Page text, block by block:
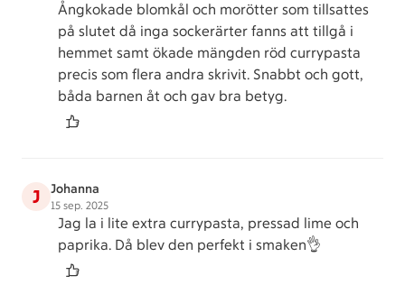
Ångkokade blomkål och morötter som tillsattes
på slutet då inga sockerärter fanns att tillgå i
hemmet samt ökade mängden röd currypasta
precis som flera andra skrivit. Snabbt och gott,
båda barnen åt och gav bra betyg.
J Johanna
15 sep. 2025
Jag la i lite extra currypasta, pressad lime och
paprika. Då blev den perfekt i smaken👌